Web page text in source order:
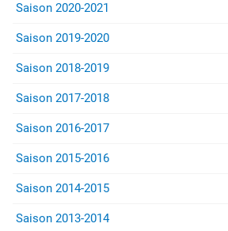
Saison 2020-2021
Saison 2019-2020
Saison 2018-2019
Saison 2017-2018
Saison 2016-2017
Saison 2015-2016
Saison 2014-2015
Saison 2013-2014